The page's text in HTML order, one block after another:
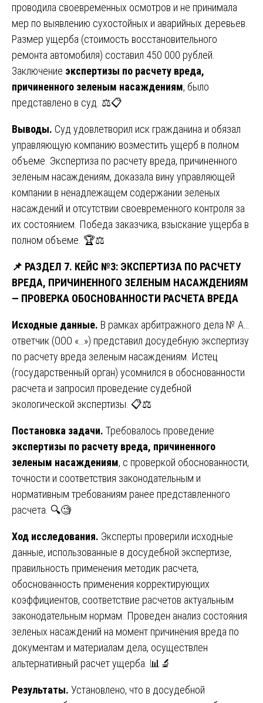
проводила своевременных осмотров и не принимала
мер по выявлению сухостойных и аварийных деревьев.
Размер ущерба (стоимость восстановительного
ремонта автомобиля) составил 450 000 рублей.
Заключение экспертизы по расчету вреда,
причиненного зеленым насаждениям, было
представлено в суд. ⚖️📋
Выводы. Суд удовлетворил иск гражданина и обязал
управляющую компанию возместить ущерб в полном
объеме. Экспертиза по расчету вреда, причиненного
зеленым насаждениям, доказала вину управляющей
компании в ненадлежащем содержании зеленых
насаждений и отсутствии своевременного контроля за
их состоянием. Победа заказчика, взыскание ущерба в
полном объеме. 🏆⚖️
📌 РАЗДЕЛ 7. КЕЙС №3: ЭКСПЕРТИЗА ПО РАСЧЕТУ
ВРЕДА, ПРИЧИНЕННОГО ЗЕЛЕНЫМ НАСАЖДЕНИЯМ
— ПРОВЕРКА ОБОСНОВАННОСТИ РАСЧЕТА ВРЕДА
Исходные данные. В рамках арбитражного дела № А…
ответчик (ООО «…») представил досудебную экспертизу
по расчету вреда зеленым насаждениям. Истец
(государственный орган) усомнился в обоснованности
расчета и запросил проведение судебной
экологической экспертизы. 📋⚖️
Постановка задачи. Требовалось проведение
экспертизы по расчету вреда, причиненного
зеленым насаждениям, с проверкой обоснованности,
точности и соответствия законодательным и
нормативным требованиям ранее представленного
расчета. 🔍🧐
Ход исследования. Эксперты проверили исходные
данные, использованные в досудебной экспертизе,
правильность применения методик расчета,
обоснованность применения корректирующих
коэффициентов, соответствие расчетов актуальным
законодательным нормам. Проведен анализ состояния
зеленых насаждений на момент причинения вреда по
документам и материалам дела, осуществлен
альтернативный расчет ущерба. 📊🔬
Результаты. Установлено, что в досудебной